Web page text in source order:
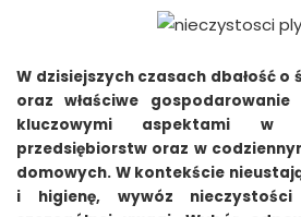
W dzisiejszych czasach dbałość
oraz właściwe
kluczowymi aspektami w
przedsiębiorstw oraz w
domowych. W kontekście
i higienę, wywóz nieczystości